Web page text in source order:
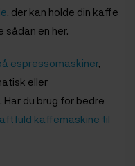
, der kan holde din kaffe
sådan en her.
espressomaskiner,
eller
du brug for bedre
kaffemaskine til